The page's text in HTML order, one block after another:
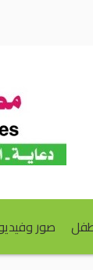
صور